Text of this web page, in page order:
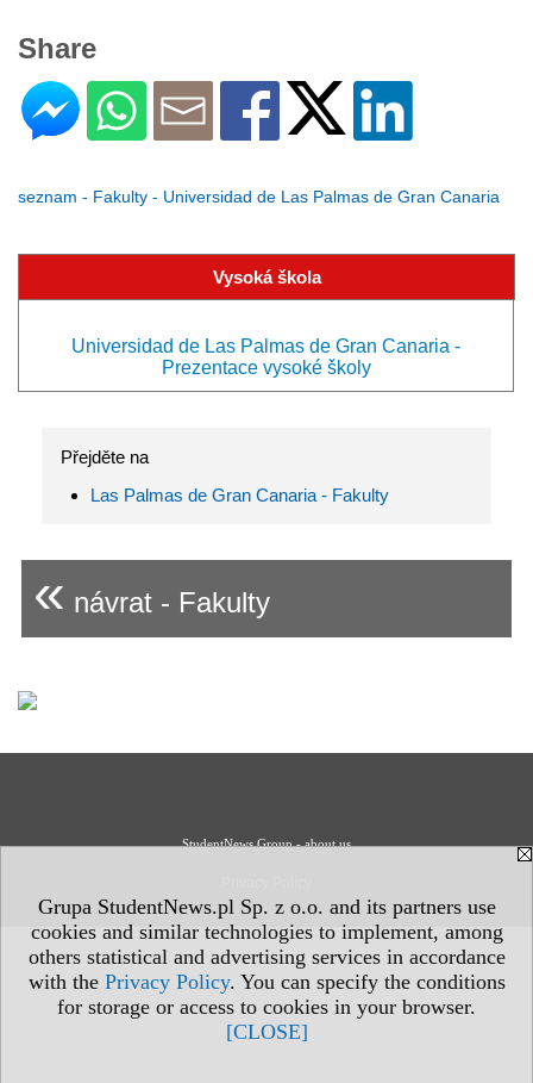
Grupa StudentNews.pl Sp. z o.o. and its partners use
cookies and similar technologies to implement, among
others statistical and advertising services in accordance
with the Privacy Policy. You can specify the conditions
for storage or access to cookies in your browser.
[CLOSE]
Share
seznam - Fakulty - Universidad de Las Palmas de Gran Canaria
Vysoká škola
Universidad de Las Palmas de Gran Canaria -
Prezentace vysoké školy
Přejděte na
Las Palmas de Gran Canaria - Fakulty
« návrat - Fakulty
StudentNews Group - about us